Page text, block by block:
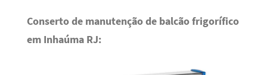
Conserto de manutenção de balcão frigorífico
em Inhaúma RJ: